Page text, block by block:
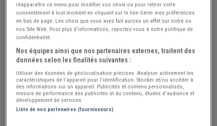
Réf : A359821 Actualisée le : 26/07/2026
Butée d'embrayage CITROEN Traction
réapparaître ce menu pour modifier vos choix ou pour retirer votre
consentement à tout moment en cliquant sur le lien Gérer mes préférences
en bas de page. Les choix que vous avez fait aurons un effet sur notre ou
nos Site Web. Pour plus d’informations, reportez-vous à notre politique de
confidentialité.
Nos équipes ainsi que nos partenaires externes, traitent des
données selon les finalités suivantes :
Utiliser des données de géolocalisation précises. Analyser activement les
caractéristiques de l’appareil pour l’identification. Stocker et/ou accéder à
des informations sur un appareil. Publicités et contenu personnalisés,
mesure de performance des publicités et du contenu, études d’audience et
développement de services.
Liste de nos partenaires (fournisseurs)